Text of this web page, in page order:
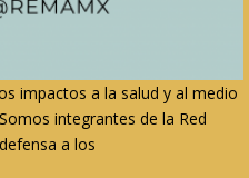
impactos a la salud y al medio
integrantes de la Red
a los